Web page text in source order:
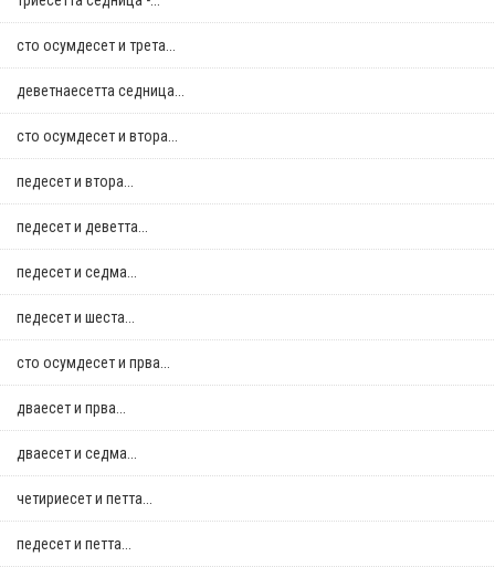
сто осумдесет и трета...
деветнаесетта седница...
сто осумдесет и втора...
педесет и втора...
педесет и деветта...
педесет и седма...
педесет и шеста...
сто осумдесет и прва...
дваесет и прва...
дваесет и седма...
четириесет и петта...
педесет и петта...